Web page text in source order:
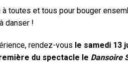
toutes et tous pour bouger
danser !
rendez-vous le samedi 13
du spectacle le Dansoire